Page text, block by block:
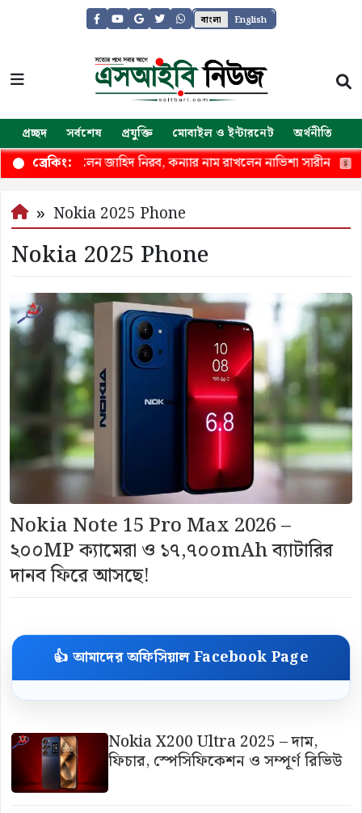
বাংলা English
প্রচ্ছদ সর্বশেষ প্রযুক্তি মোবাইল ও ইন্টারনেট অর্থনীতি
ব্রেকিং:
মুখ দেখলেন জাহিদ নিরব, কন্যার নাম রাখলেন নাভিশা সারীন
Nokia 2025 Phone
Nokia 2025 Phone
Nokia Note 15 Pro Max 2026 –
২০০MP ক্যামেরা ও ১৭,৭০০mAh ব্যাটারির
দানব ফিরে আসছে!
👍 আমাদের অফিসিয়াল Facebook Page
Nokia X200 Ultra 2025 – দাম,
ফিচার, স্পেসিফিকেশন ও সম্পূর্ণ রিভিউ